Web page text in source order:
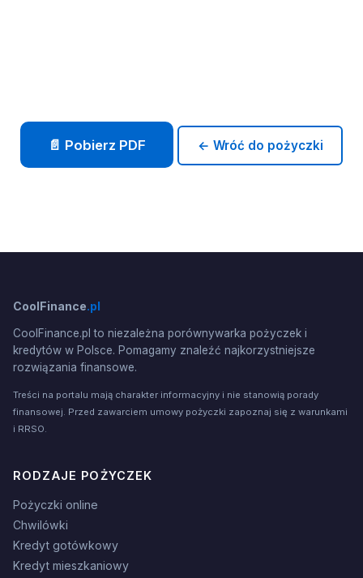
📄 Pobierz PDF ← Wróć do pożyczki
CoolFinance.pl
CoolFinance.pl to niezależna porównywarka pożyczek i
kredytów w Polsce. Pomagamy znaleźć najkorzystniejsze
rozwiązania finansowe.
Treści na portalu mają charakter informacyjny i nie stanowią porady
finansowej. Przed zawarciem umowy pożyczki zapoznaj się z warunkami
i RRSO.
RODZAJE POŻYCZEK
Pożyczki online
Chwilówki
Kredyt gotówkowy
Kredyt mieszkaniowy